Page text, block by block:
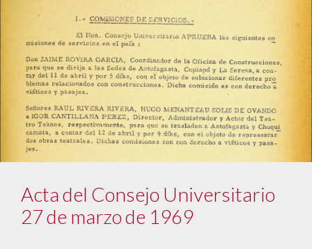
Acta del Consejo Universitario
27 de marzo de 1969